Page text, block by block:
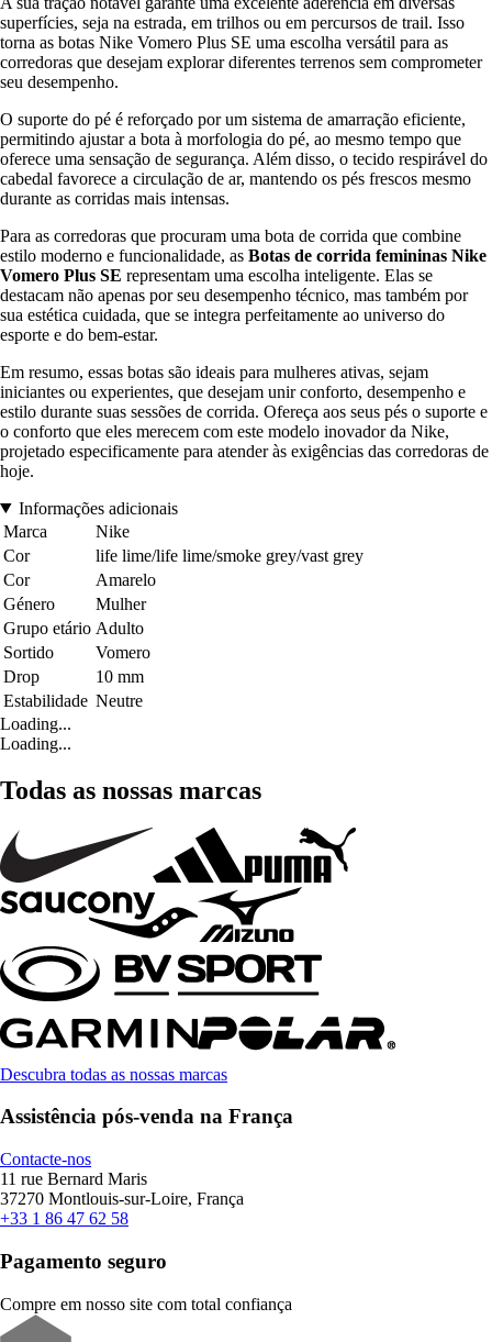
superfícies, seja na estrada, em trilhos ou em percursos de trail. Isso
torna as botas Nike Vomero Plus SE uma escolha versátil para as
corredoras que desejam explorar diferentes terrenos sem comprometer
seu desempenho.
O suporte do pé é reforçado por um sistema de amarração eficiente,
permitindo ajustar a bota à morfologia do pé, ao mesmo tempo que
oferece uma sensação de segurança. Além disso, o tecido respirável do
cabedal favorece a circulação de ar, mantendo os pés frescos mesmo
durante as corridas mais intensas.
Para as corredoras que procuram uma bota de corrida que combine
estilo moderno e funcionalidade, as Botas de corrida femininas Nike
Vomero Plus SE representam uma escolha inteligente. Elas se
destacam não apenas por seu desempenho técnico, mas também por
sua estética cuidada, que se integra perfeitamente ao universo do
esporte e do bem-estar.
Em resumo, essas botas são ideais para mulheres ativas, sejam
iniciantes ou experientes, que desejam unir conforto, desempenho e
estilo durante suas sessões de corrida. Ofereça aos seus pés o suporte e
o conforto que eles merecem com este modelo inovador da Nike,
projetado especificamente para atender às exigências das corredoras de
hoje.
Informações adicionais
Marca
Nike
Cor
life lime/life lime/smoke grey/vast grey
Cor
Amarelo
Género
Mulher
Grupo etário Adulto
Sortido
Vomero
Drop
10 mm
Estabilidade Neutre
Loading...
Loading...
Todas as nossas marcas
Descubra todas as nossas marcas
Assistência pós-venda na França
Contacte-nos
11 rue Bernard Maris
37270 Montlouis-sur-Loire, França
+33 1 86 47 62 58
Pagamento seguro
Compre em nosso site com total confiança